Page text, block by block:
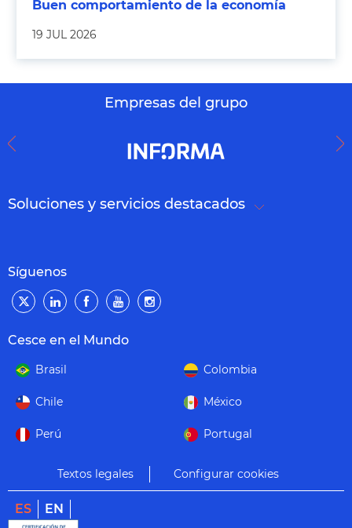
Buen comportamiento de la economía
19 JUL 2026
Empresas del grupo
Soluciones y servicios destacados
Síguenos
Cesce en el Mundo
Brasil Colombia
Chile México
Perú Portugal
Textos legales Configurar cookies
ES EN